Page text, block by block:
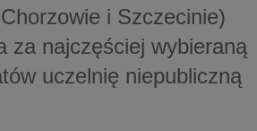
i Szczecinie)
za najczęściej wybieraną
uczelnię niepubliczną